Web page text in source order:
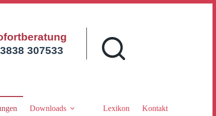
307533
Downloads Lexikon Kontakt